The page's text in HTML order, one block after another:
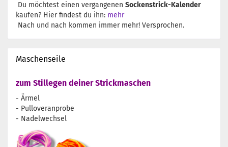
Du möchtest einen vergangenen Sockenstrick-Kalender
kaufen? Hier findest du ihn: mehr
Nach und nach kommen immer mehr! Versprochen.
Maschenseile
zum Stillegen deiner Strickmaschen
- Ärmel
- Pulloveranprobe
- Nadelwechsel